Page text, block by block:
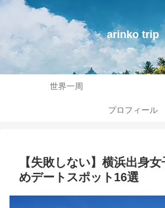
arinko trip
世界一周
プロフィール
【失敗しない】横浜出身
めデートスポット16選